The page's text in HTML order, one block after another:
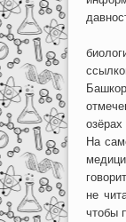
В
На
не
чтобы